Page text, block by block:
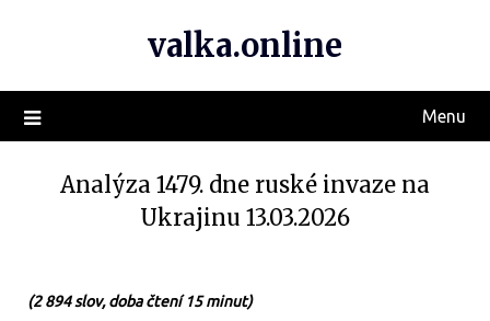
valka.online
Menu
Analýza 1479. dne ruské invaze na
Ukrajinu 13.03.2026
(2 894 slov, doba čtení 15 minut)